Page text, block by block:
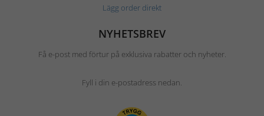
Lägg order direkt
NYHETSBREV
Få e-post med förtur på exklusiva rabatter och nyheter.
Fyll i din e-postadress nedan.